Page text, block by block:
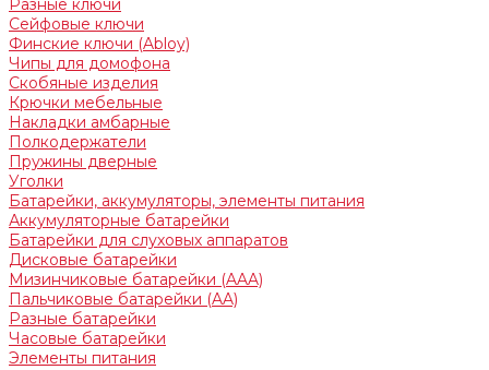
Разные ключи
Сейфовые ключи
Финские ключи (Abloy)
Чипы для домофона
Скобяные изделия
Крючки мебельные
Накладки амбарные
Полкодержатели
Пружины дверные
Уголки
Батарейки, аккумуляторы, элементы питания
Аккумуляторные батарейки
Батарейки для слуховых аппаратов
Дисковые батарейки
Мизинчиковые батарейки (AAA)
Пальчиковые батарейки (AA)
Разные батарейки
Часовые батарейки
Элементы питания